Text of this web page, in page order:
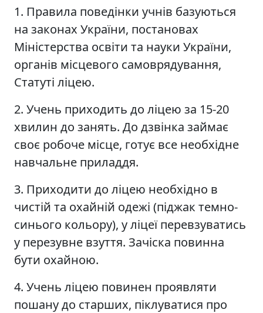
1. Правила поведінки учнів базуються
на законах України, постановах
Міністерства освіти та науки України,
органів місцевого самоврядування,
Статуті ліцею.
2. Учень приходить до ліцею за 15-20
хвилин до занять. До дзвінка займає
своє робоче місце, готує все необхідне
навчальне приладдя.
3. Приходити до ліцею необхідно в
чистій та охайній одежі (піджак темно-
синього кольору), у ліцеї перевзуватись
у перезувне взуття. Зачіска повинна
бути охайною.
4. Учень ліцею повинен проявляти
пошану до старших, піклуватися про